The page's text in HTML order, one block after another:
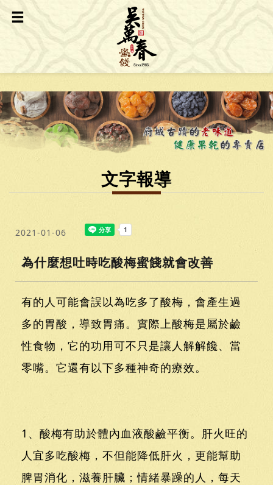
文字報導
2021-01-06
為什麼想吐時吃酸梅蜜餞就會改善
有的人可能會誤以為吃多了酸梅，會產生過
多的胃酸，導致胃痛。實際上酸梅是屬於鹼
性食物，它的功用可不只是讓人解解饞、當
零嘴。它還有以下多種神奇的療效。
1、酸梅有助於體內血液酸鹼平衡。肝火旺的
人宜多吃酸梅，不但能降低肝火，更能幫助
脾胃消化，滋養肝臟；情緒暴躁的人，每天